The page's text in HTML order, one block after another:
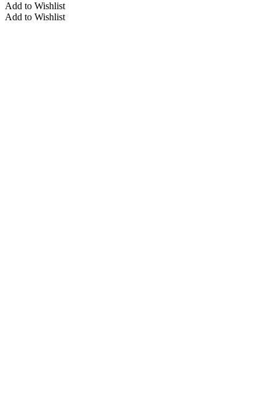
Add to Wishlist
Add to Wishlist